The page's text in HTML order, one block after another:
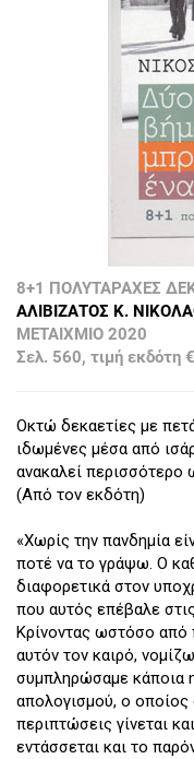
8+1 ΠΟΛΥΤΑΡΑΧΕΣ
ΑΛΙΒΙΖΑΤΟΣ Κ.
ΜΕΤΑΙΧΜΙΟ 2020
Σελ. 560, τιμή εκδότη
Οκτώ δεκαετίες με
ιδωμένες μέσα από
ανακαλεί περισσότερο
(Από τον εκδότη)
«Χωρίς την πανδημία
ποτέ να το γράψω. Ο
διαφορετικά στον
που αυτός επέβαλε
Κρίνοντας ωστόσο από
αυτόν τον καιρό,
συμπληρώσαμε κάποια
απολογισμού, ο οποίος
περιπτώσεις γίνεται
εντάσσεται και το